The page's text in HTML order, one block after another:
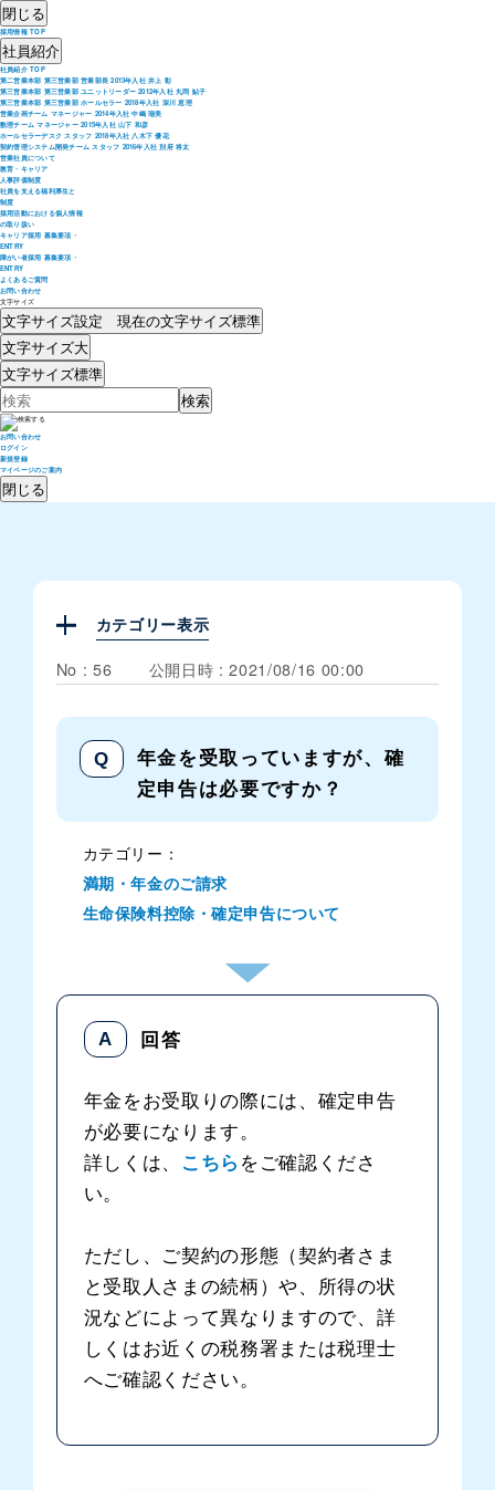
閉じる
採用情報 TOP
社員紹介
社員紹介 TOP
第二営業本部 第三営業部 営業部長 2013年入社 井上 彰
第三営業本部 第三営業部 ユニットリーダー 2012年入社 丸岡 鮎子
第三営業本部 第三営業部 ホールセラー 2018年入社 深川 恵理
営業企画チーム マネージャー 2014年入社 中嶋 瑠美
数理チーム マネージャー 2015年入社 山下 和彦
ホールセラーデスク スタッフ 2018年入社 八木下 優花
契約管理システム開発チーム スタッフ 2016年入社 別府 将太
営業社員について
教育・キャリア
人事評価制度
社員を支える福利厚生と
制度
採用活動における個人情報
の取り扱い
キャリア採用 募集要項・
ENTRY
障がい者採用 募集要項・
ENTRY
よくあるご質問
お問い合わせ
文字サイズ
文字サイズ設定 現在の文字サイズ標準
文字サイズ大
文字サイズ標準
お問い合わせ
ログイン
新規登録
マイページのご案内
閉じる
カテゴリー表示
No : 56 公開日時 : 2021/08/16 00:00
年金を受取っていますが、確
定申告は必要ですか？
カテゴリー：
満期・年金のご請求
生命保険料控除・確定申告について
年金をお受取りの際には、確定申告
が必要になります。
詳しくは、 こちら をご確認くださ
い。
ただし、ご契約の形態（契約者さま
と受取人さまの続柄）や、所得の状
況などによって異なりますので、詳
しくはお近くの税務署または税理士
へご確認ください。